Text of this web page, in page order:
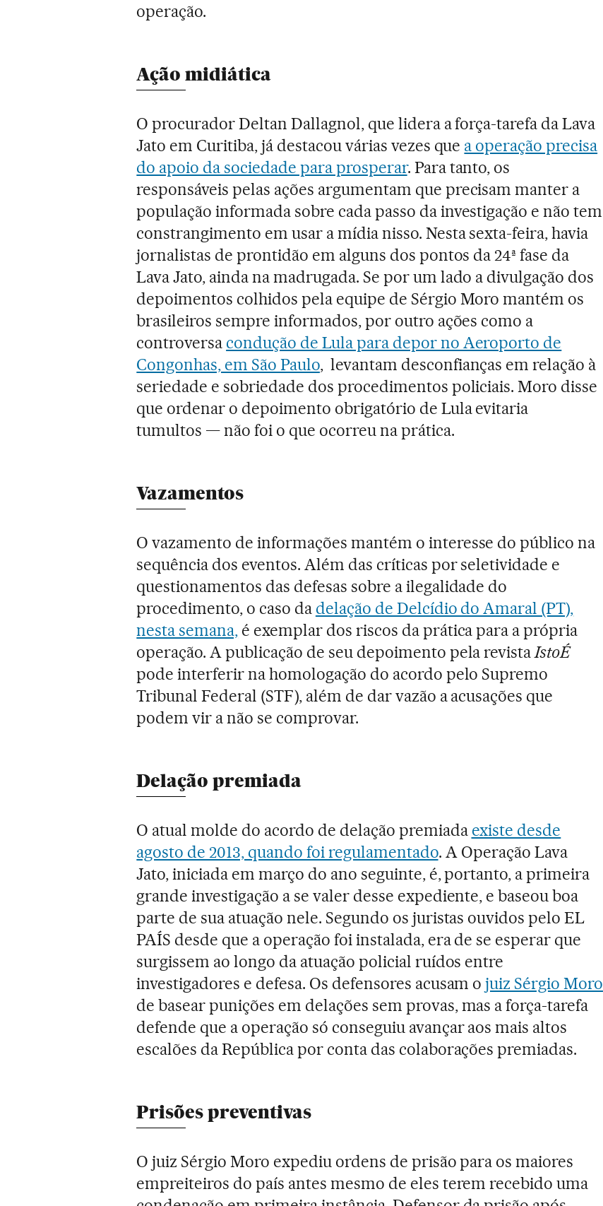
operação.
Ação midiática
O procurador Deltan Dallagnol, que lidera a força-tarefa da Lava
Jato em Curitiba, já destacou várias vezes que a operação precisa
do apoio da sociedade para prosperar. Para tanto, os
responsáveis pelas ações argumentam que precisam manter a
população informada sobre cada passo da investigação e não tem
constrangimento em usar a mídia nisso. Nesta sexta-feira, havia
jornalistas de prontidão em alguns dos pontos da 24ª fase da
Lava Jato, ainda na madrugada. Se por um lado a divulgação dos
depoimentos colhidos pela equipe de Sérgio Moro mantém os
brasileiros sempre informados, por outro ações como a
controversa condução de Lula para depor no Aeroporto de
Congonhas, em São Paulo, levantam desconfianças em relação à
seriedade e sobriedade dos procedimentos policiais. Moro disse
que ordenar o depoimento obrigatório de Lula evitaria
tumultos — não foi o que ocorreu na prática.
Vazamentos
O vazamento de informações mantém o interesse do público na
sequência dos eventos. Além das críticas por seletividade e
questionamentos das defesas sobre a ilegalidade do
procedimento, o caso da delação de Delcídio do Amaral (PT),
nesta semana, é exemplar dos riscos da prática para a própria
operação. A publicação de seu depoimento pela revistaIstoÉ
pode interferir na homologação do acordo pelo Supremo
Tribunal Federal (STF), além de dar vazão a acusações que
podem vir a não se comprovar.
Delação premiada
O atual molde do acordo de delação premiada existe desde
agosto de 2013, quando foi regulamentado. A Operação Lava
Jato, iniciada em março do ano seguinte, é, portanto, a primeira
grande investigação a se valer desse expediente, e baseou boa
parte de sua atuação nele. Segundo os juristas ouvidos pelo EL
PAÍS desde que a operação foi instalada, era de se esperar que
surgissem ao longo da atuação policial ruídos entre
investigadores e defesa. Os defensores acusam ojuiz Sérgio Moro
de basear punições em delações sem provas, mas a força-tarefa
defende que a operação só conseguiu avançar aos mais altos
escalões da República por conta das colaborações premiadas.
Prisões preventivas
O juiz Sérgio Moro expediu ordens de prisão para os maiores
empreiteiros do país antes mesmo de eles terem recebido uma